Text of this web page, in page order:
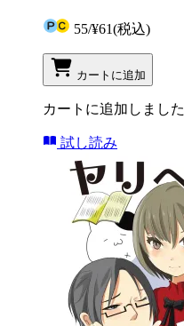
55/¥61(税込)
カートに追加
カートに追加しました
試し読み